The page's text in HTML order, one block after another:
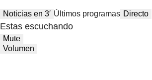
Noticias en 3′ Últimos programas Directo
Estas escuchando
Mute
Volumen